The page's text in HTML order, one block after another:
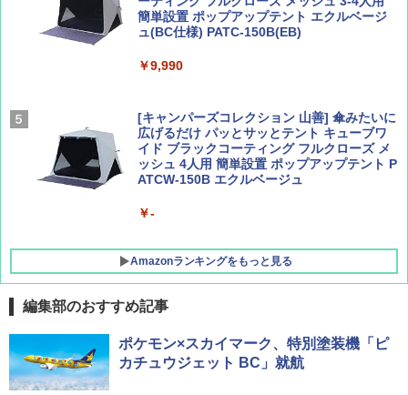
AIRLINE（エアライン）2026年9月号【特
集】ボーイング110周年を祝して！
￥1,760
新しい日本地理 地図・統計・移動から読み
解く (講談社現代新書)
￥1,540
簡単設置 ポップアップテント エクルベージ
ュ(BC仕様) PATC-150B(EB)
￥9,990
[キャンパーズコレクション 山善] 傘みたいに
広げるだけ パッとサッとテント キューブワ
イド ブラックコーティング フルクローズ メ
ッシュ 4人用 簡単設置 ポップアップテント P
ATCW-150B エクルベージュ
￥-
Amazonランキングをもっと見る
GRANDOOR ステンレス保冷剤 2個セット 2
026リニューアル 急速冷凍 空間倍増 衛生的
コンパクト 保冷力長持ち
編集部のおすすめ記事
ポケモン×スカイマーク、特別塗装機「ピ
カチュウジェット BC」就航